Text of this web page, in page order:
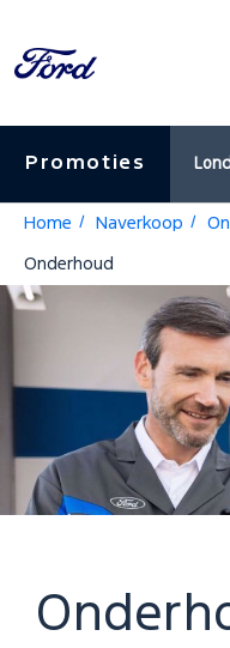
naar
naar
naar
naar
Promoties
Promoties
Home Naverkoop
Onderhoud